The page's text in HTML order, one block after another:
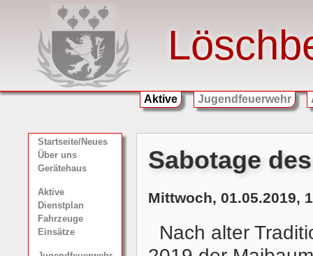
Aktive Jugendfeuerwehr
Startseite/Neues
Über uns
Gerätehaus
Aktive
Dienstplan
Fahrzeuge
Einsätze
Sabotage
Mittwoch, 01.05.2019,
Nach alter